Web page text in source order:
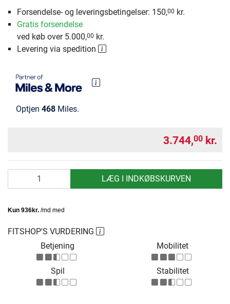
Forsendelse- og leveringsbetingelser: 150,00 kr.
Gratis forsendelse
ved køb over 5.000,00 kr.
Levering via spedition
Optjen 468 Miles.
3.744,00 kr.
LÆG I INDKØBSKURVEN
FITSHOP'S VURDERING
Betjening
Mobilitet
Spil Stabilitet